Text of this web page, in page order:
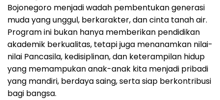
Bojonegoro menjadi wadah pembentukan generasi
muda yang unggul, berkarakter, dan cinta tanah air.
Program ini bukan hanya memberikan pendidikan
akademik berkualitas, tetapi juga menanamkan nilai-
nilai Pancasila, kedisiplinan, dan keterampilan hidup
yang memampukan anak-anak kita menjadi pribadi
yang mandiri, berdaya saing, serta siap berkontribusi
bagi bangsa.